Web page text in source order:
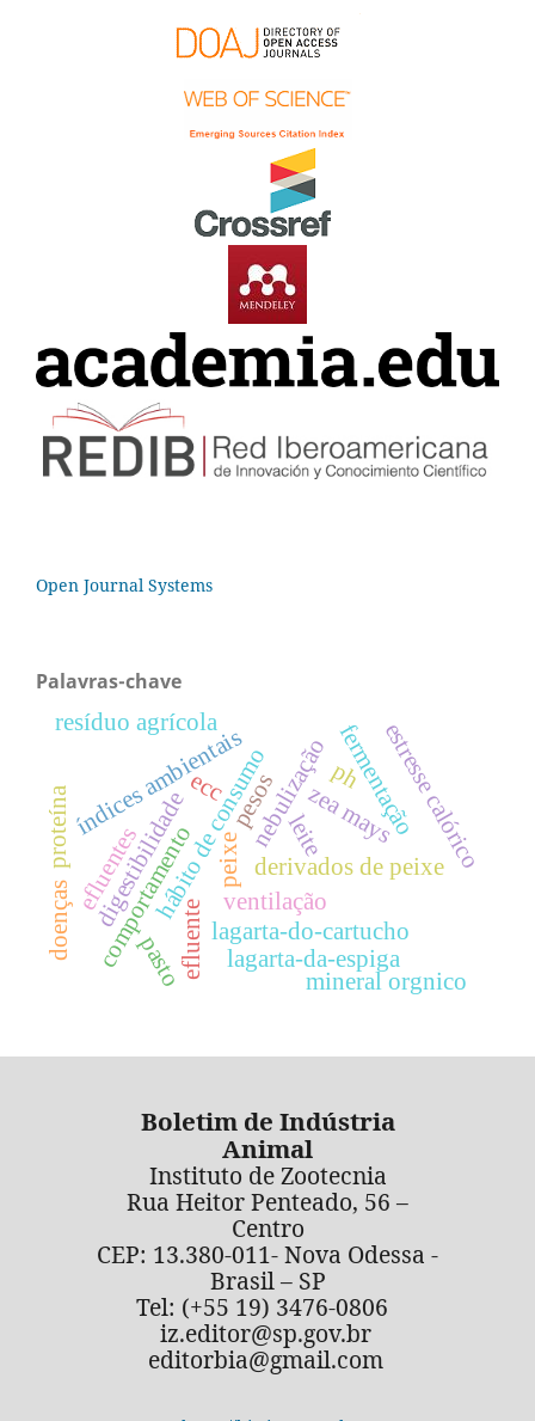
Open Journal Systems
Palavras-chave
peixe derivados de peixe
hábito de consumo
comportamento
estresse calórico
índices ambientaisnebulização
ventilação
digestibilidade
efluente
fermentação
ph
proteína
resíduo agrícola
lagarta-do-cartucho
lagarta-da-espiga
zea mays
efluentes
pesos
mineral orgnico
pasto
doenças
leite
ecc
Boletim de Indústria
Animal
Instituto de Zootecnia
Rua Heitor Penteado, 56 –
Centro
CEP: 13.380-011- Nova Odessa -
Brasil – SP
Tel: (+55 19) 3476-0806
iz.editor@sp.gov.br
editorbia@gmail.com